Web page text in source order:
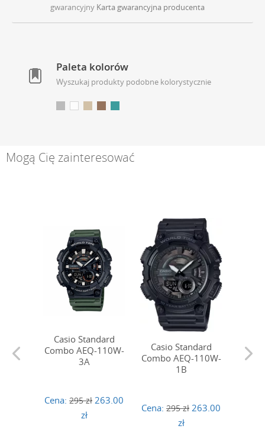
gwarancyjny Karta gwarancyjna producenta
Paleta kolorów
Wyszukaj produkty podobne kolorystycznie
Mogą Cię zainteresować
Casio Standard
Combo AEQ-110W-
3A
Cena: 295 zł 263.00
zł
Casio Standard
Combo AEQ-110W-
1B
Cena: 295 zł 263.00
zł